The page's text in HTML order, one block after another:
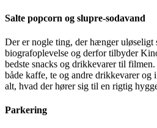
Salte popcorn og slupre-sodavand
Der er nogle ting, der hænger uløseligt
biografoplevelse og derfor tilbyder
bedste snacks og drikkevarer til
både kaffe, te og andre drikkevarer
alt, hvad der hører sig til en rigtig
Parkering